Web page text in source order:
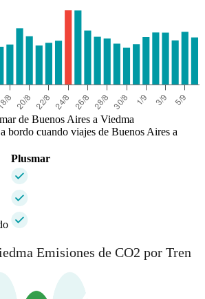
de Buenos Aires a Viedma
bordo cuando viajes de Buenos Aires a
Plusmar
Emisiones de CO2 por Tren